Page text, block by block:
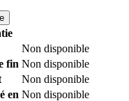
Non disponible
fin Non disponible
Non disponible
en Non disponible